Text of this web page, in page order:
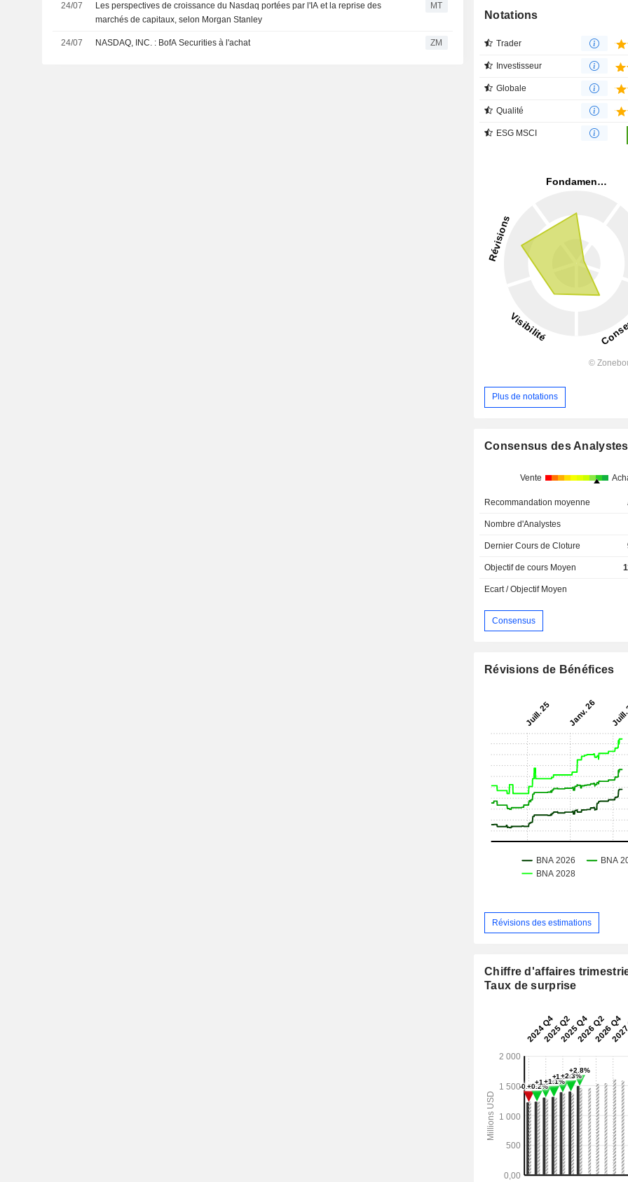
24/07
Les perspectives de croissance du Nasdaq portées par l'IA et la reprise des
marchés de capitaux, selon Morgan Stanley
MT
24/07 NASDAQ, INC. : BofA Securities à l'achat ZM
Notations
Trader
Investisseur
Globale
Qualité
ESG MSCI
Plus de notations
Consensus des Analystes
Vente
Recommandation moyenne
Nombre d'Analystes
Dernier Cours de Cloture
Objectif de cours Moyen
Ecart / Objectif Moyen
Consensus
Révisions de Bénéfices
Révisions des estimations
Chiffre d'affaires
Taux de surprise